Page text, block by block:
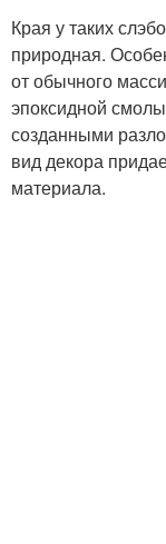
Края у таких
природная.
от обычного
эпоксидной
созданными
вид декора
материала.